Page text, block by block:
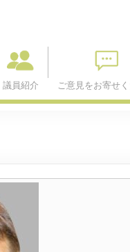
議員紹介 ご意見をお寄せ